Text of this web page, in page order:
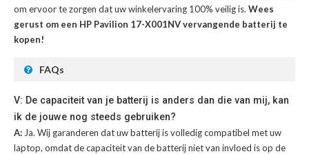
om ervoor te zorgen dat uw winkelervaring 100% veilig is. Wees
gerust om een HP Pavilion 17-X001NV vervangende batterij te
kopen!
FAQs
V: De capaciteit van je batterij is anders dan die van mij, kan
ik de jouwe nog steeds gebruiken?
A: Ja. Wij garanderen dat uw batterij is volledig compatibel met uw
laptop, omdat de capaciteit van de batterij niet van invloed is op de